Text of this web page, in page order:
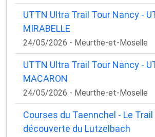
UTTN Ultra Trail Tour Nancy -
MIRABELLE
24/05/2026 - Meurthe-et-Moselle
UTTN Ultra Trail Tour Nancy -
MACARON
24/05/2026 - Meurthe-et-Moselle
Courses du Taennchel - Le Trail
découverte du Lutzelbach